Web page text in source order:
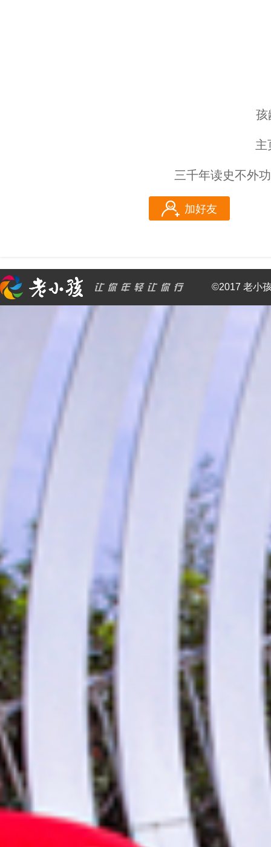
孩
主
三千年读史不外
加好友
©2017 老小